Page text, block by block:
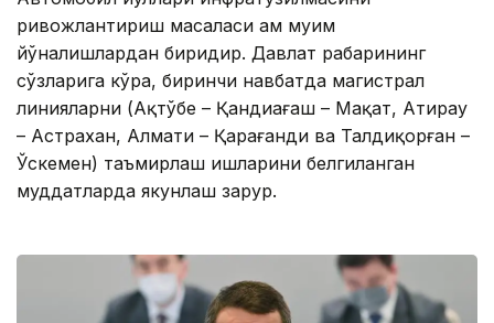
ривожлантириш масаласи ҳам муҳим
йўналишлардан биридир. Давлат раҳбарининг
сўзларига кўра, биринчи навбатда магистрал
линияларни (Ақтўбе – Қандиағаш – Мақат, Атирау
– Астрахан, Алмати – Қарағанди ва Талдиқорған –
Ўскемен) таъмирлаш ишларини белгиланган
муддатларда якунлаш зарур.